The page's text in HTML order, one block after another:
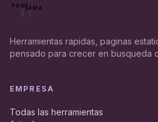
Herramientas rapidas, paginas
pensado para crecer en busqueda
EMPRESA
Todas las herramientas